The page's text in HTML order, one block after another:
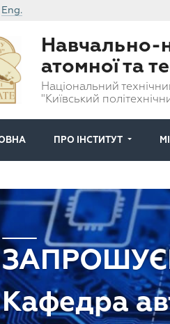
Eng.
Навчально-
атомної та
Національний
"Київський
ПРО ІНСТИТУТ